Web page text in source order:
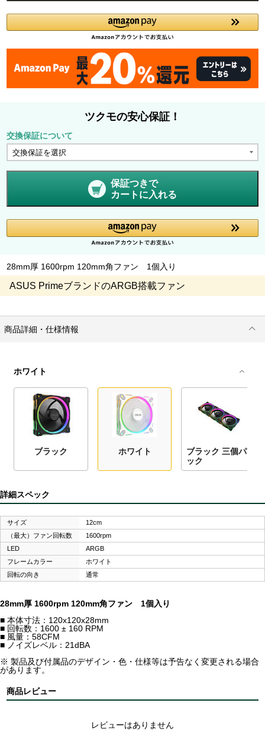
ツクモの安心保証！
交換保証について
保証つきで
カートに入れる
28mm厚 1600rpm 120mm角ファン 1個入り
ASUS PrimeブランドのARGB搭載ファン
商品詳細・仕様情報
ホワイト
ブラック ホワイト
ブラック 三個パ
ック
詳細スペック
サイズ
12cm
（最大）ファン回転数
1600rpm
LED
ARGB
フレームカラー
ホワイト
回転の向き
通常
28mm厚 1600rpm 120mm角ファン 1個入り
■ 本体寸法：120x120x28mm
■ 回転数：1600 ± 160 RPM
■ 風量：58CFM
■ ノイズレベル：21dBA
※ 製品及び付属品のデザイン・色・仕様等は予告なく変更される場合
があります。
商品レビュー
レビューはありません